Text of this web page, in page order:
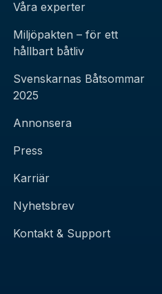
Våra experter
Miljöpakten – för ett
hållbart båtliv
Svenskarnas Båtsommar
2025
Annonsera
Press
Karriär
Nyhetsbrev
Kontakt & Support